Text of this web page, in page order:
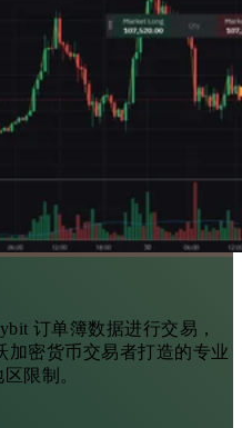
订单簿数据进行交易，
加密货币交易者打造的专业
限制。